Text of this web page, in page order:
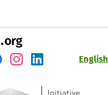
English